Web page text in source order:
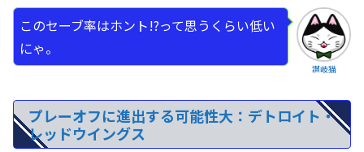
讃岐猫
このセーブ率はホント!?って思うくらい低い
にゃ。
プレーオフに進出する可能性大：デトロイト・
レッドウイングス